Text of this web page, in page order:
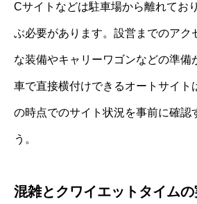
Cサイトなどは駐車場から離れてお
ぶ必要があります。設営までのアク
な装備やキャリーワゴンなどの準備
車で直接横付けできるオートサイト
の時点でのサイト状況を事前に確認
う。
混雑とクワイエットタイム